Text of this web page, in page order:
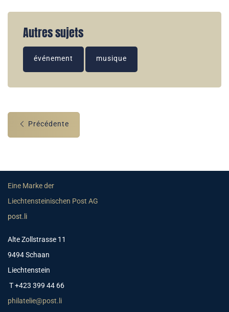
Autres sujets
événement musique
Précédente
Eine Marke der
Liechtensteinischen Post AG
post.li
Alte Zollstrasse 11
9494 Schaan
Liechtenstein
T +423 399 44 66
philatelie@post.li